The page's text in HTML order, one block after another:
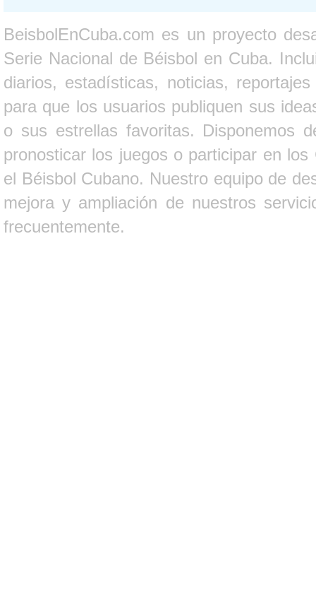
BeisbolEnCuba.com es un proyecto
Serie Nacional de Béisbol en Cuba.
diarios, estadísticas, noticias,
para que los usuarios publiquen sus
o sus estrellas favoritas. Disponemos
pronosticar los juegos o participar en
el Béisbol Cubano. Nuestro equipo de
mejora y ampliación de nuestros
frecuentemente.